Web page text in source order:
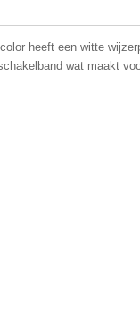
heeft een witte
wat maakt